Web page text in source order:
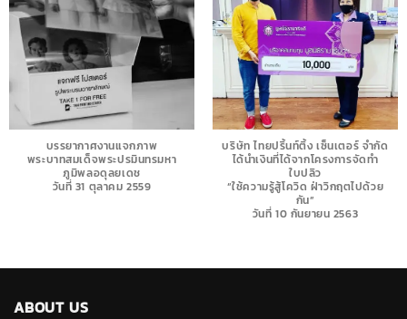
บรรยากาศงานแจกภาพ
พระบาทสมเด็จพระปรมินทรมหา
ภูมิพลอดุลยเดช
วันที่ 31 ตุลาคม 2559
บริษัท ไทยปริ้นท์ติ้ง เซ็นเตอร์ จำกัด
ได้นำเงินที่ได้จากโครงการจัดทำ
ใบปลิว
“ใช้ความรู้สู้โควิด ฝ่าวิกฤตไปด้วย
กัน”
วันที่ 10 กันยายน 2563
ABOUT US